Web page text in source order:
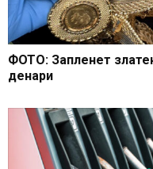
ФОТО: Запленет
денари